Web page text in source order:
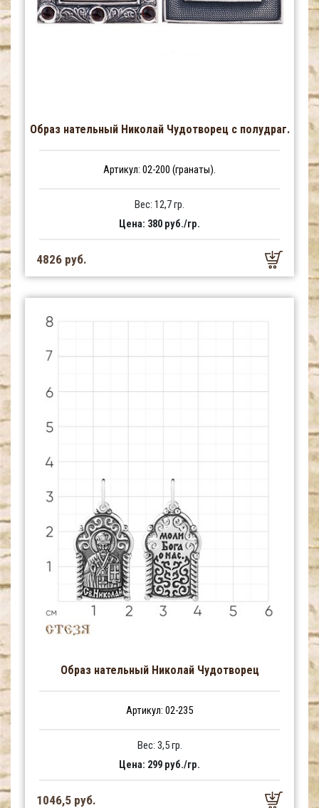
Образ нательный Николай Чудотворец с полудраг.
Артикул: 02-200 (гранаты).
Вес: 12,7 гр.
Цена: 380 руб./гр.
4826 руб.
Образ нательный Николай Чудотворец
Артикул: 02-235
Вес: 3,5 гр.
Цена: 299 руб./гр.
1046,5 руб.